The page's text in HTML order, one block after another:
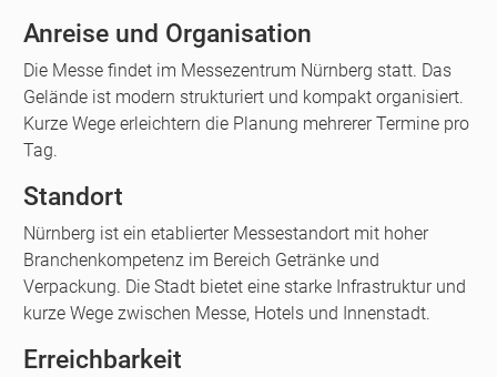
Anreise und Organisation
Die Messe findet im Messezentrum Nürnberg statt. Das
Gelände ist modern strukturiert und kompakt organisiert.
Kurze Wege erleichtern die Planung mehrerer Termine pro
Tag.
Standort
Nürnberg ist ein etablierter Messestandort mit hoher
Branchenkompetenz im Bereich Getränke und
Verpackung. Die Stadt bietet eine starke Infrastruktur und
kurze Wege zwischen Messe, Hotels und Innenstadt.
Erreichbarkeit